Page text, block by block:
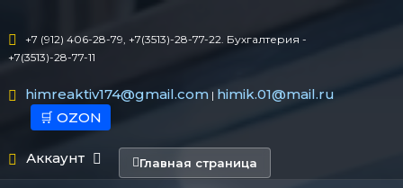
+7 (912) 406-28-79, +7(3513)-28-77-22. Бухгалтерия -
+7(3513)-28-77-11
himreaktiv174@gmail.com| himik.01@mail.ru
🛒 OZON
Аккаунт Главная страница